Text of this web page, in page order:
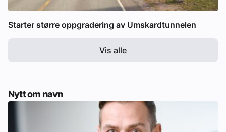
Starter større oppgradering av Umskardtunnelen
Vis alle
Nytt om navn